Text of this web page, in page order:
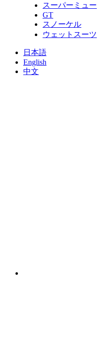
スーパーミュー
GT
スノーケル
ウェットスーツ
日本語
English
中文